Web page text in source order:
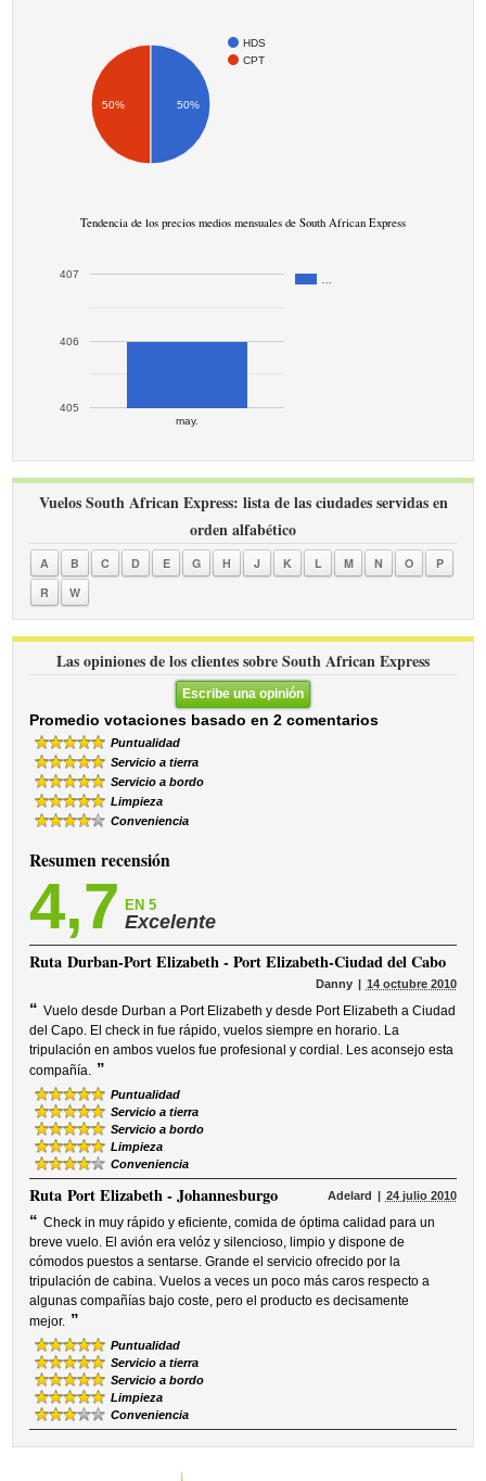
HDS
CPT
50% 50%
Tendencia de los precios medios mensuales de South African Express
may.
405
406
407
Vuelos South African Express: lista de las ciudades servidas en
orden alfabético
A B C D E G H J K L M N O
P
R
W
Las opiniones de los clientes sobre South African Express
Escribe una opinión
Promedio votaciones basado en 2 comentarios
Puntualidad
Servicio a tierra
Servicio a bordo
Limpieza
Conveniencia
Resumen recensión
4,7 EN 5
Excelente
RutaDurban-Port Elizabeth - Port Elizabeth-Ciudad del Cabo
Danny 14 octubre 2010
“ Vuelo desde Durban a Port Elizabeth y desde Port Elizabeth a Ciudad
del Capo. El check in fue rápido, vuelos siempre en horario. La
tripulación en ambos vuelos fue profesional y cordial. Les aconsejo esta
compañía. ”
Puntualidad
Servicio a tierra
Servicio a bordo
Limpieza
Conveniencia
RutaPort Elizabeth - Johannesburgo Adelard 24 julio 2010
“ Check in muy rápido y eficiente, comida de óptima calidad para un
breve vuelo. El avión era velóz y silencioso, limpio y dispone de
cómodos puestos a sentarse. Grande el servicio ofrecido por la
tripulación de cabina. Vuelos a veces un poco más caros respecto a
algunas compañías bajo coste, pero el producto es decisamente
mejor. ”
Puntualidad
Servicio a tierra
Servicio a bordo
Limpieza
Conveniencia